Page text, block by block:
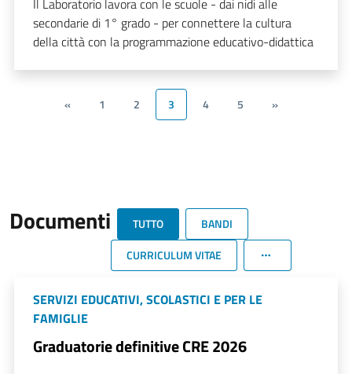
Il Laboratorio lavora con le scuole - dai nidi alle
secondarie di 1° grado - per connettere la cultura
della città con la programmazione educativo-didattica
« 1 2 3 4 5 »
Documenti TUTTO
BANDI
CURRICULUM VITAE
SERVIZI EDUCATIVI, SCOLASTICI E PER LE
FAMIGLIE
Graduatorie definitive CRE 2026